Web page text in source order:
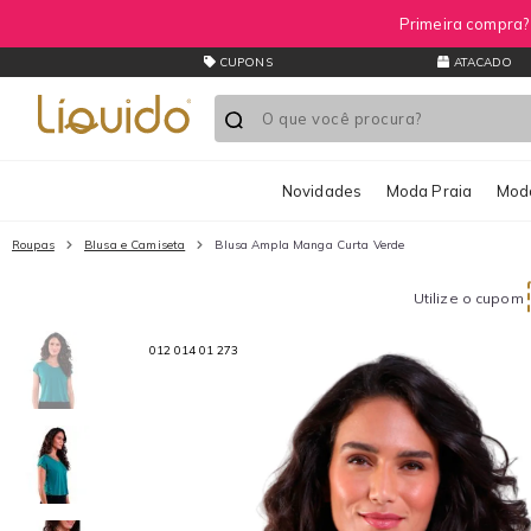
CUPONS ATACADO
Novidades Moda Praia
Roupas Blusa e Camiseta Blusa Ampla Manga Curta Verde
Utilize o cupom
012 014 01 273